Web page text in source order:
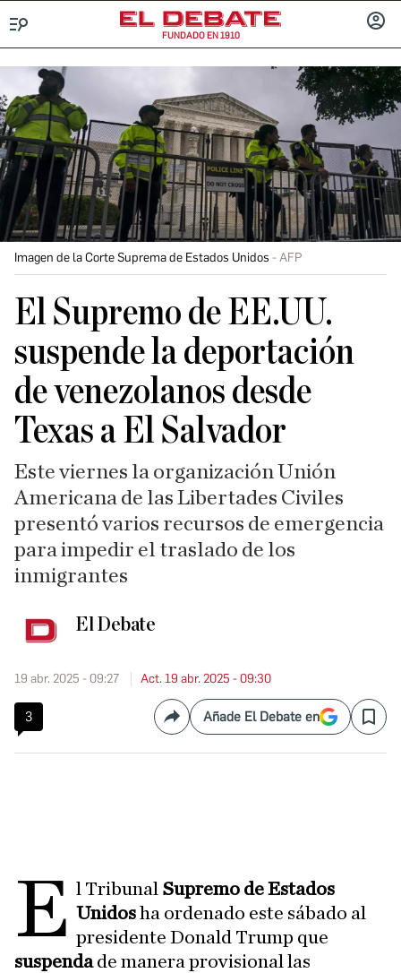
FUNDADO EN 1910
Imagen de la Corte Suprema de Estados Unidos AFP
El Supremo de EE.UU.
suspende la deportación
de venezolanos desde
Texas a El Salvador
Este viernes la organización Unión
Americana de las Libertades Civiles
presentó varios recursos de emergencia
para impedir el traslado de los
inmigrantes
El Debate
19 abr. 2025 - 09:27 Act. 19 abr. 2025 - 09:30
3 CompartirAñade El Debate en Save
E l Tribunal Supremo de Estados
Unidosha ordenado este sábado al
presidente Donald Trump que
suspendade manera provisional las